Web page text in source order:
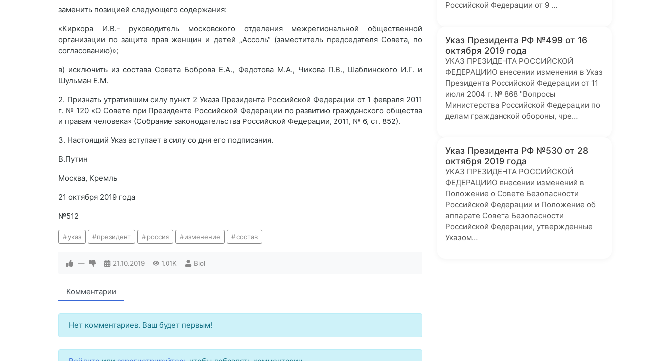
заменить позицией следующего содержания:
«Киркора И.В.- руководитель московского отделения межрегиональной общественной
организации по защите прав женщин и детей „Ассоль“ (заместитель председателя Совета, по
согласованию)»;
в) исключить из состава Совета Боброва Е.А., Федотова М.А., Чикова П.В., Шаблинского И.Г. и
Шульман Е.М.
2. Признать утратившим силу пункт 2 Указа Президента Российской Федерации от 1 февраля 2011
г. № 120 «О Совете при Президенте Российской Федерации по развитию гражданского общества
и правам человека» (Собрание законодательства Российской Федерации, 2011, № 6, ст. 852).
3. Настоящий Указ вступает в силу со дня его подписания.
В.Путин
Москва, Кремль
21 октября 2019 года
№512
указ президент россия изменение состав
— 21.10.2019 1.01K Biol
Комментарии
Нет комментариев. Ваш будет первым!
Российской Федерации от 9 …
Указ Президента РФ №499 от 16
октября 2019 года
УКАЗ ПРЕЗИДЕНТА РОССИЙСКОЙ
ФЕДЕРАЦИИО внесении изменения в Указ
Президента Российской Федерации от 11
июля 2004 г. № 868 "Вопросы
Министерства Российской Федерации по
делам гражданской обороны, чре…
Указ Президента РФ №530 от 28
октября 2019 года
УКАЗ ПРЕЗИДЕНТА РОССИЙСКОЙ
ФЕДЕРАЦИИО внесении изменений в
Положение о Совете Безопасности
Российской Федерации и Положение об
аппарате Совета Безопасности
Российской Федерации, утвержденные
Указом…